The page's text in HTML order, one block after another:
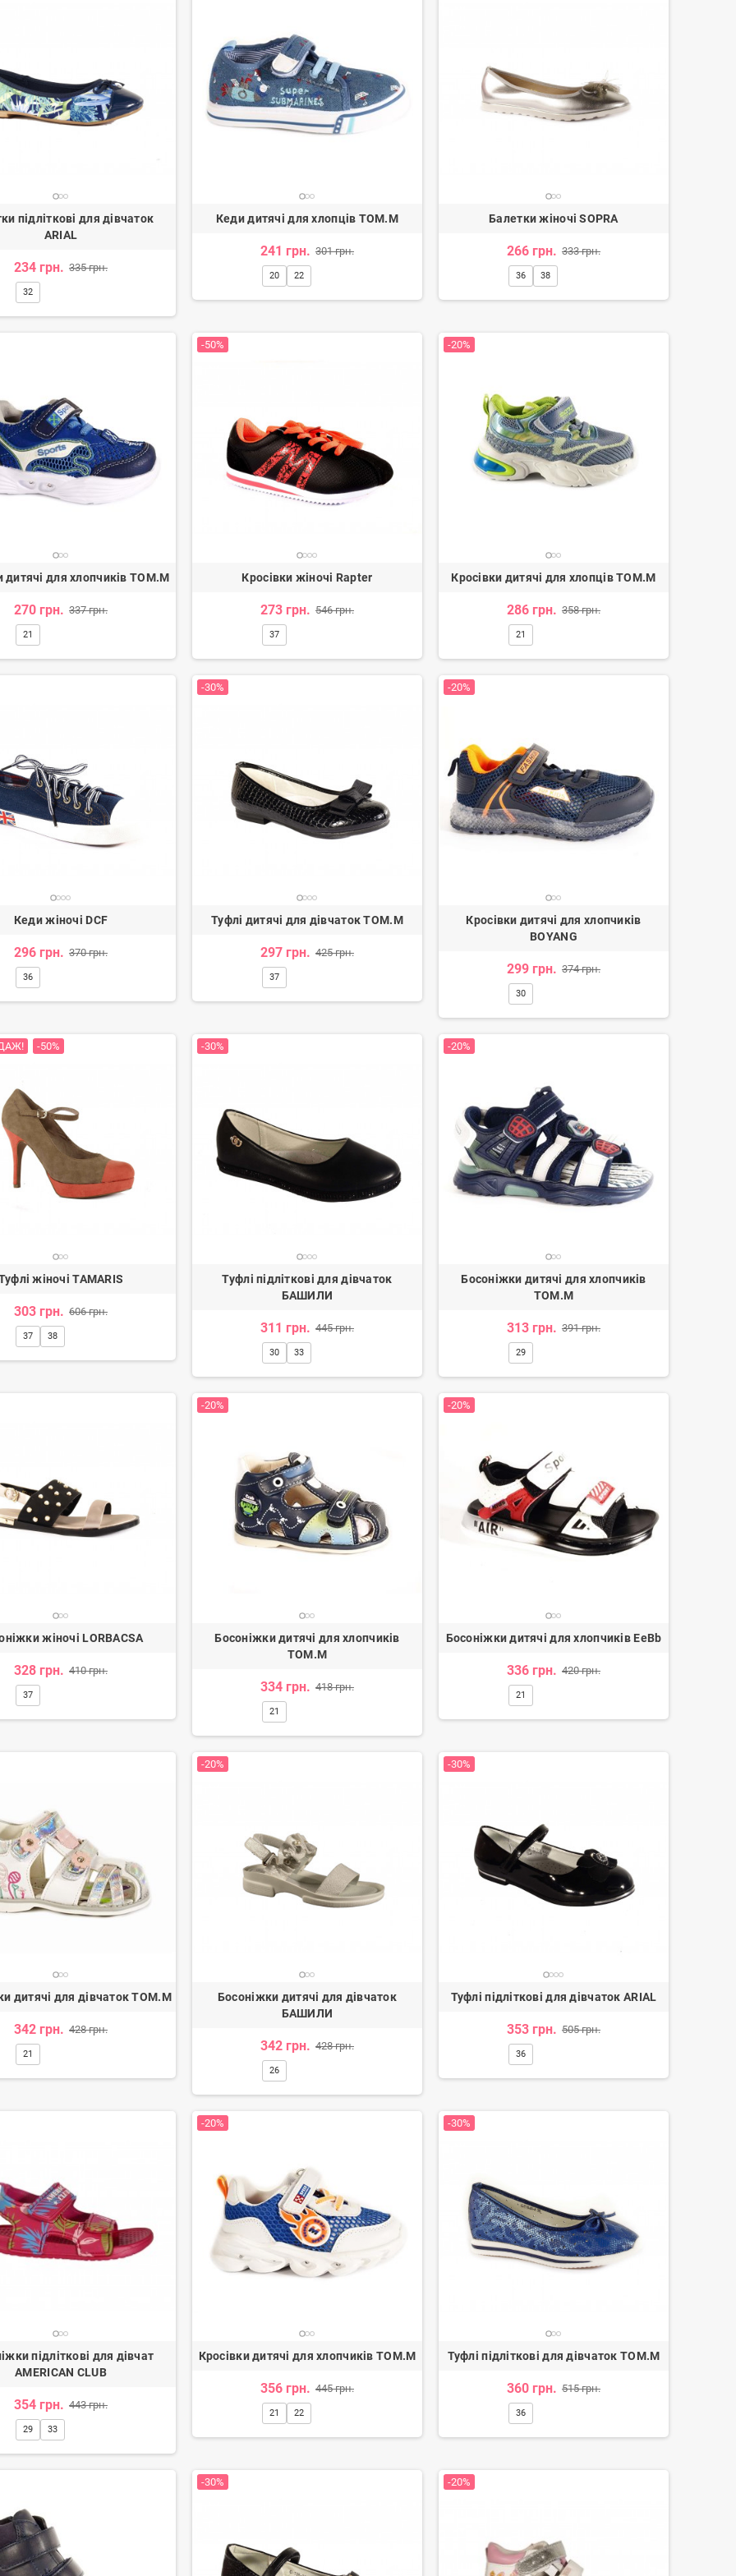
жіночі
для хлопців Балетки жіночі Кросівки дитячі для хлопчиків Кросівки жіночі
підліткові для дівчаток
ARIAL
234 грн. 335 грн.
32
Кеди дитячі для хлопців TOM.M
241 грн. 301 грн.
20 22
Балетки жіночі SOPRA
266 грн. 333 грн.
36 38
дитячі для хлопчиків TOM.M
270 грн. 337 грн.
21
-50%
Кросівки жіночі Rapter
273 грн. 546 грн.
37
-20%
Кросівки дитячі для хлопців TOM.M
286 грн. 358 грн.
21
Кеди жіночі DCF
296 грн. 370 грн.
36
-30%
Туфлі дитячі для дівчаток TOM.M
297 грн. 425 грн.
37
-20%
Кросівки дитячі для хлопчиків
BOYANG
299 грн. 374 грн.
30
-50%
жіночі TAMARIS
303 грн. 606 грн.
37 38
-30%
Туфлі підліткові для дівчаток
БАШИЛИ
311 грн. 445 грн.
30 33
-20%
Босоніжки дитячі для хлопчиків
TOM.M
313 грн. 391 грн.
29
жіночі LORBACSA
328 грн. 410 грн.
37
-20%
Босоніжки дитячі для хлопчиків
TOM.M
334 грн. 418 грн.
21
-20%
Босоніжки дитячі для хлопчиків EeBb
336 грн. 420 грн.
21
дитячі для дівчаток TOM.M
342 грн. 428 грн.
21
-20%
Босоніжки дитячі для дівчаток
БАШИЛИ
342 грн. 428 грн.
26
-30%
Туфлі підліткові для дівчаток ARIAL
353 грн. 505 грн.
36
підліткові для дівчат
AMERICAN CLUB
354 грн. 443 грн.
29 33
-20%
Кросівки дитячі для хлопчиків TOM.M
356 грн. 445 грн.
21 22
-30%
Туфлі підліткові для дівчаток TOM.M
360 грн. 515 грн.
36
-30% -20%